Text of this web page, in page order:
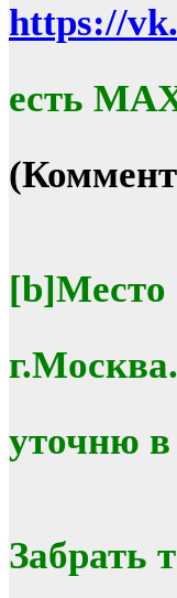
https://
есть
[b]Место
уточню в
Забрать